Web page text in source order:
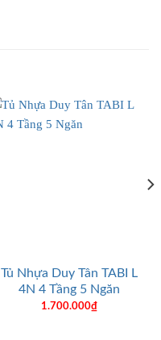
Tủ Nhựa Duy Tân TABI L
4N 4 Tầng 5 Ngăn
1.700.000₫